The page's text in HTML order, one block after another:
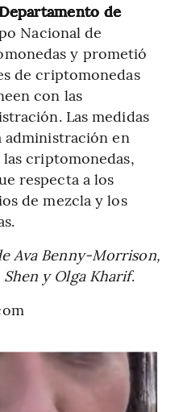
de
Nacional de
y prometió
de criptomonedas
con las
Las medidas
administración en
criptomonedas,
respecta a los
de mezcla y los
Ava Benny-Morrison,
y Olga Kharif.